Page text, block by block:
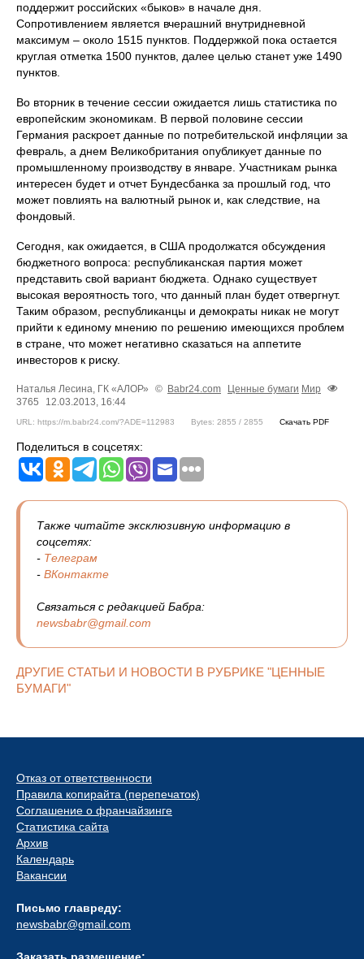
поддержит российских «быков» в начале дня.
Сопротивлением является вчерашний внутридневной
максимум – около 1515 пунктов. Поддержкой пока остается
круглая отметка 1500 пунктов, далее целью станет уже 1490
пунктов.
Во вторник в течение сессии ожидается лишь статистика по
европейским экономикам. В первой половине сессии
Германия раскроет данные по потребительской инфляции за
февраль, а днем Великобритания опубликует данные по
промышленному производству в январе. Участникам рынка
интересен будет и отчет Бундесбанка за прошлый год, что
может повлиять на валютный рынок и, как следствие, на
фондовый.
Сегодня, как ожидается, в США продолжатся обсуждения
бюджетного вопроса: республиканская партия может
представить свой вариант бюджета. Однако существует
высокая вероятность того, что данный план будет отвергнут.
Таким образом, республиканцы и демократы никак не могут
прийти к единому мнению по решению имеющихся проблем
в стране, что может негативно сказаться на аппетите
инвесторов к риску.
Наталья Лесина, ГК «АЛОР» © Babr24.com Ценные бумаги Мир
3765
12.03.2013, 16:44
URL: https://m.babr24.com/?ADE=112983 Bytes: 2855 / 2855 Скачать PDF
Поделиться в соцсетях:
Также читайте эксклюзивную информацию в
соцсетях:
- Телеграм
- ВКонтакте
Связаться с редакцией Бабра:
newsbabr@gmail.com
ДРУГИЕ СТАТЬИ И НОВОСТИ В РУБРИКЕ "ЦЕННЫЕ
БУМАГИ"
Отказ от ответственности
Правила копирайта (перепечаток)
Соглашение о франчайзинге
Статистика сайта
Архив
Календарь
Вакансии
Письмо главреду:
newsbabr@gmail.com